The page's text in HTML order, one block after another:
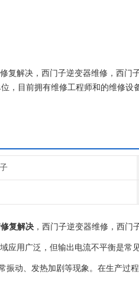
复解决，西门子逆变器维修，西
，目前拥有维修工程师和的维修
复解决 ，西门子逆变器维修，西门
应用广泛，但输出电流不平衡是
振动、发热加剧等现象。在生产过